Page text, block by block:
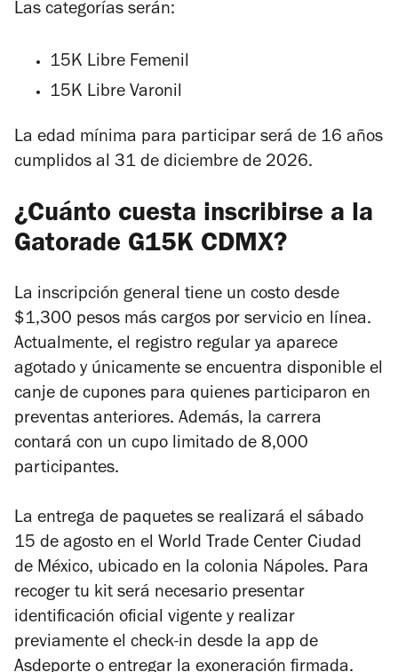
Las categorías serán:
15K Libre Femenil
15K Libre Varonil
La edad mínima para participar será de 16 años
cumplidos al 31 de diciembre de 2026.
¿Cuánto cuesta inscribirse a la
Gatorade G15K CDMX?
La inscripción general tiene un costo desde
$1,300 pesos más cargos por servicio en línea.
Actualmente, el registro regular ya aparece
agotado y únicamente se encuentra disponible el
canje de cupones para quienes participaron en
preventas anteriores. Además, la carrera
contará con un cupo limitado de 8,000
participantes.
La entrega de paquetes se realizará el sábado
15 de agosto en el World Trade Center Ciudad
de México, ubicado en la colonia Nápoles. Para
recoger tu kit será necesario presentar
identificación oficial vigente y realizar
previamente el check-in desde la app de
Asdeporte o entregar la exoneración firmada.